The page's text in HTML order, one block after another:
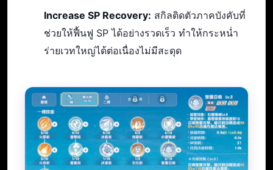
Increase SP Recovery: สกิลติดตัวภาคบังคับที่
ช่วยให้ฟื้นฟู SP ได้อย่างรวดเร็ว ทำให้กระหน่ำ
ร่ายเวทใหญ่ได้ต่อเนื่องไม่มีสะดุด